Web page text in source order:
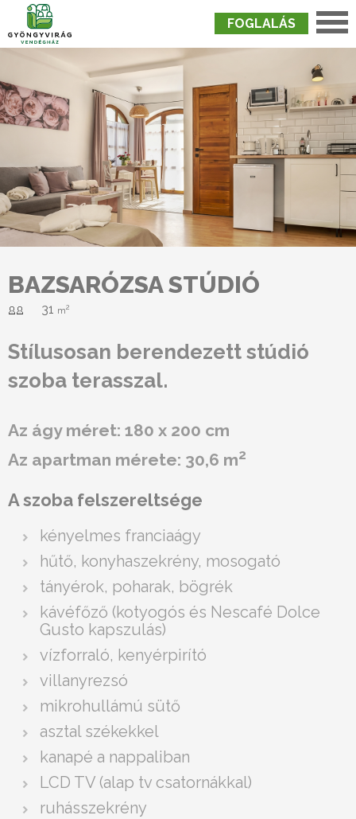
FOGLALÁS
› Bazsarózsa Stúdió
BAZSARÓZSA STÚDIÓ
31 m2
Stílusosan berendezett stúdió
szoba terasszal.
Az ágy méret: 180 x 200 cm
Az apartman mérete: 30,6 m2
A szoba felszereltsége
kényelmes franciaágy
hűtő, konyhaszekrény, mosogató
tányérok, poharak, bögrék
kávéfőző (kotyogós és Nescafé Dolce
Gusto kapszulás)
vízforraló, kenyérpirító
villanyrezsó
mikrohullámú sütő
asztal székekkel
kanapé a nappaliban
LCD TV (alap tv csatornákkal)
ruhásszekrény